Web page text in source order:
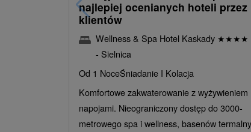
najlepiej ocenianych hoteli przez
klientów
Wellness & Spa Hotel Kaskady ★★★★
- Sielnica
Od 1 NoceŚniadanie I Kolacja
Komfortowe zakwaterowanie z wyżywieniem
napojami. Nieograniczony dostęp do 3000-
metrowego spa i wellness, basenów